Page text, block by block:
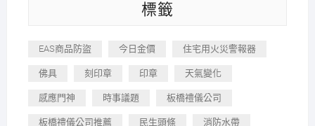
標籤
EAS商品防盜 今日金價 住宅用火災警報器
佛具 刻印章 印章 天氣變化
感應門神 時事議題 板橋禮儀公司
板橋禮儀公司推薦 民生頭條 消防水帶